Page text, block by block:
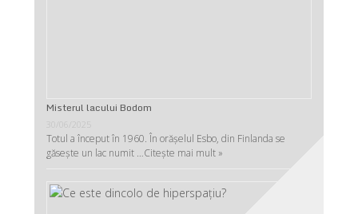
Misterul lacului Bodom
Totul a început în 1960. În orășelul Esbo, din Finlanda se
găsește un lac numit …Citește mai mult »